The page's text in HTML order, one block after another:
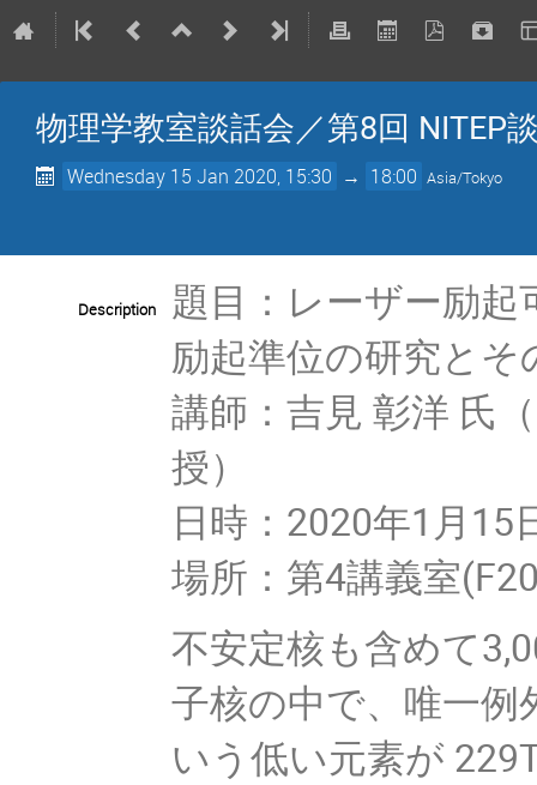
物理学教室談話会／第8回 NITEP
Wednesday 15 Jan 2020, 15:30 → 18:00 Asia/Tokyo
Description
題目：レーザー励
励起準位の研究とそ
講師：吉見 彰洋 氏
授）
日時：2020年1月15
場所：第4講義室
不安定核も含めて
子核の中で、唯一例
いう低い元素が